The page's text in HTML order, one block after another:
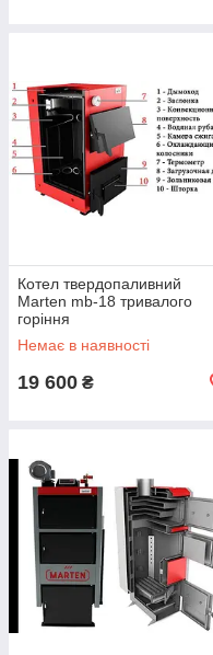
Котел твердопаливний
Marten mb-18 тривалого
горіння
Немає в наявності
19 600 ₴